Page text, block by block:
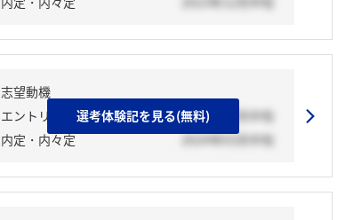
志望動機
エントリーシート
2024年03月中旬
内定・内々定
2024年03月中旬
選考体験記を見る(無料)